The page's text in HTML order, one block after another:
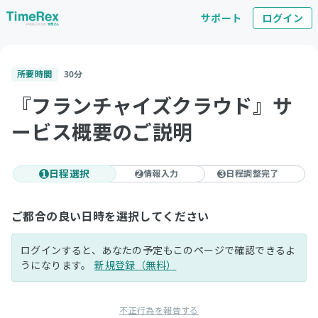
サポート ログイン
所要時間 30分
『フランチャイズクラウド』サ
ービス概要のご説明
1 日程選択 2情報入力 3 日程調整完了
ご都合の良い日時を選択してください
ログインすると、あなたの予定もこのページで確認できるよ
うになります。新規登録（無料）
不正行為を報告する